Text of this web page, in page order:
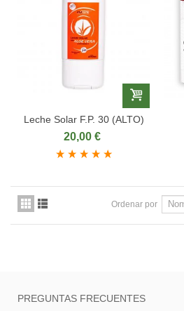
Leche Solar F.P. 30 (ALTO)
20,00 €
Ordenar por
PREGUNTAS FRECUENTES